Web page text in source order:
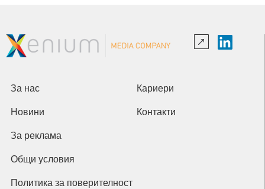
За нас Кариери
Новини Контакти
За реклама
Общи условия
Политика за поверителност